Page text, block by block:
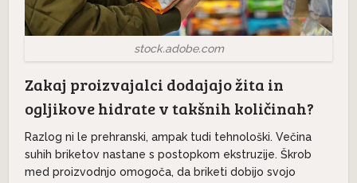
stock.adobe.com
Zakaj proizvajalci dodajajo žita in
ogljikove hidrate v takšnih količinah?
Razlog ni le prehranski, ampak tudi tehnološki. Večina
suhih briketov nastane s postopkom ekstruzije. Škrob
med proizvodnjo omogoča, da briketi dobijo svojo